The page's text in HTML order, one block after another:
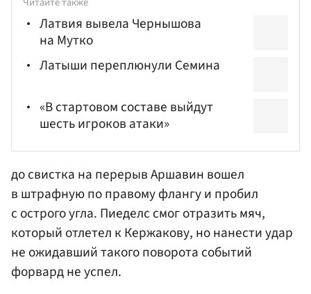
Латвия вывела Чернышова
на Мутко
Латыши переплюнули Семина
«В стартовом составе выйдут
шесть игроков атаки»
до свистка на перерыв Аршавин вошел
в штрафную по правому флангу и пробил
с острого угла. Пиеделс смог отразить мяч,
который отлетел к Кержакову, но нанести удар
не ожидавший такого поворота событий
форвард не успел.